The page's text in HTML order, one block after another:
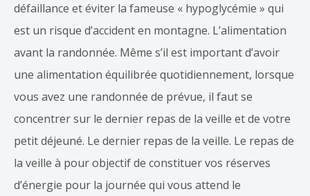
défaillance et éviter la fameuse « hypoglycémie » qui
est un risque d’accident en montagne. L’alimentation
avant la randonnée. Même s’il est important d’avoir
une alimentation équilibrée quotidiennement, lorsque
vous avez une randonnée de prévue, il faut se
concentrer sur le dernier repas de la veille et de votre
petit déjeuné. Le dernier repas de la veille. Le repas de
la veille à pour objectif de constituer vos réserves
d’énergie pour la journée qui vous attend le